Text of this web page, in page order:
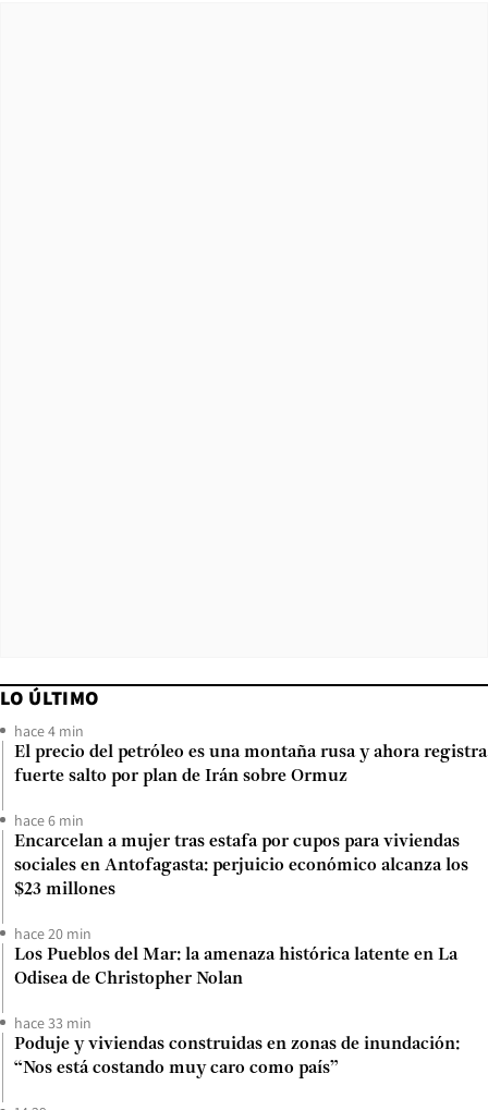
LO ÚLTIMO
hace 4 min
El precio del petróleo es una montaña rusa y ahora registra
fuerte salto por plan de Irán sobre Ormuz
hace 6 min
Encarcelan a mujer tras estafa por cupos para viviendas
sociales en Antofagasta: perjuicio económico alcanza los
$23 millones
hace 20 min
Los Pueblos del Mar: la amenaza histórica latente en La
Odisea de Christopher Nolan
hace 33 min
Poduje y viviendas construidas en zonas de inundación:
“Nos está costando muy caro como país”